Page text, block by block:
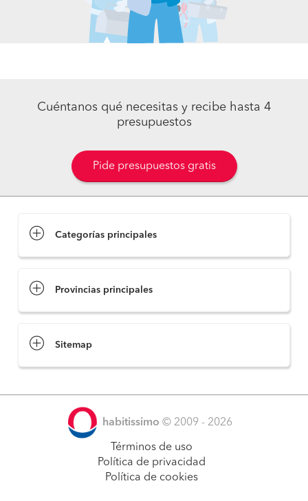
Cuéntanos qué necesitas y recibe hasta 4
presupuestos
Pide presupuestos gratis
Categorías principales
Provincias principales
Sitemap
habitissimo © 2009 - 2026
Términos de uso
Política de privacidad
Política de cookies